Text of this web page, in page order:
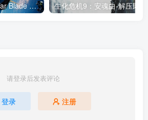
剑星-虚拟机版/ Stellar Blade v1.4.1|Build.19963153 终极版新补丁 送修改器 免安装中文版
请登录后发表评论
登录 注册